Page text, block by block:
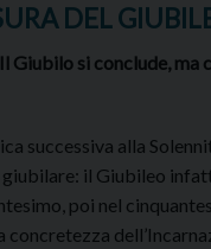
DEL
Giubilo si conclude, ma
successiva alla
il Giubileo
poi nel
concretezza